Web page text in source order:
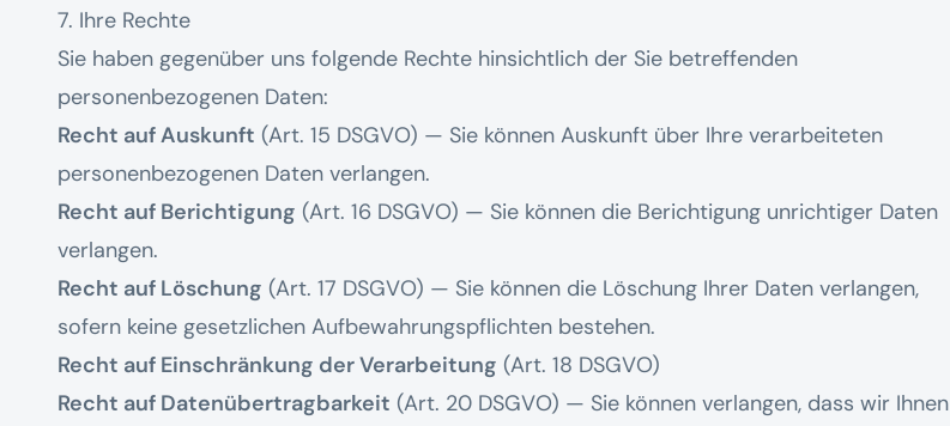
7. Ihre Rechte
Sie haben gegenüber uns folgende Rechte hinsichtlich der Sie betreffenden
personenbezogenen Daten:
Recht auf Auskunft (Art. 15 DSGVO) — Sie können Auskunft über Ihre verarbeiteten
personenbezogenen Daten verlangen.
Recht auf Berichtigung (Art. 16 DSGVO) — Sie können die Berichtigung unrichtiger Daten
verlangen.
Recht auf Löschung (Art. 17 DSGVO) — Sie können die Löschung Ihrer Daten verlangen,
sofern keine gesetzlichen Aufbewahrungspflichten bestehen.
Recht auf Einschränkung der Verarbeitung (Art. 18 DSGVO)
Recht auf Datenübertragbarkeit (Art. 20 DSGVO) — Sie können verlangen, dass wir Ihnen